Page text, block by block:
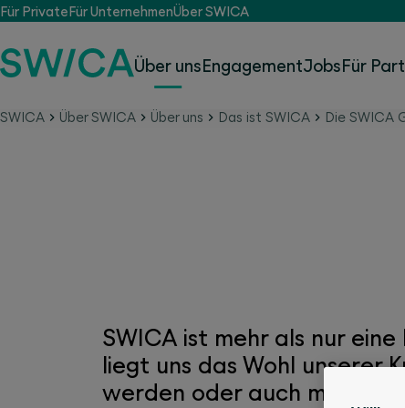
Für PrivateFür UnternehmenÜber SWICA
Über unsEngagementJobsFür
SWICA Über SWICA Über uns Das ist SWICA Die SWICA
SWICA ist mehr als nur
liegt uns das Wohl unserer
werden oder auch mit